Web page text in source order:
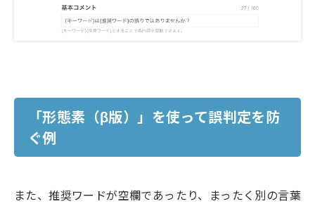
「形態素 （β版）」を使って誤判定を防
ぐ例
また、推奨ワードが空欄であったり、まったく別の言葉